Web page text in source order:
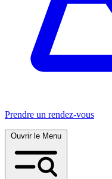
Prendre un rendez-vous